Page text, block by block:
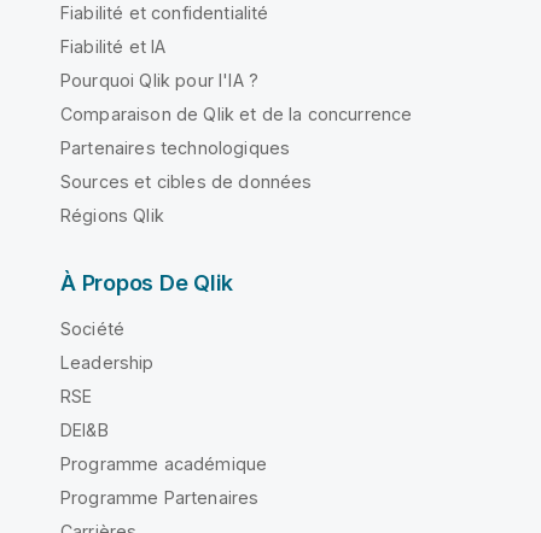
Fiabilité et confidentialité
Fiabilité et IA
Pourquoi Qlik pour l'IA ?
Comparaison de Qlik et de la concurrence
Partenaires technologiques
Sources et cibles de données
Régions Qlik
À Propos De Qlik
Société
Leadership
RSE
DEI&B
Programme académique
Programme Partenaires